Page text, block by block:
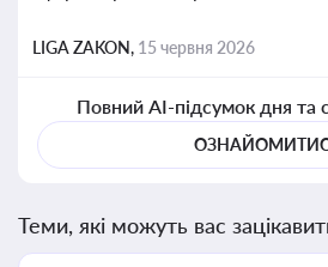
LIGA ZAKON, 15 червня 2026
Повний AI-підсумок дня та
Теми, які можуть вас